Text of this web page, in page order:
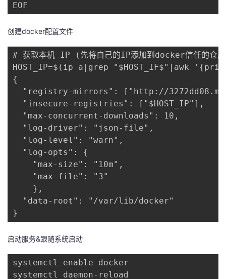
课
程
的
认
证
我
的
实
我
的
术
支
持
云
声
建
EOF
创建docker配置文件
# 获取本机 IP (先将自己的IP添加到docker信任
HOST_IP=$(ip a|grep "$HOST_IF$"|awk
{
"registry-mirrors": ["http://
"insecure-registries": ["$HOST_IP"],
"max-concurrent-downloads": 10,
"log-driver": "json-file",
"log-level": "warn",
"log-opts": {
"max-size": "10m",
"max-file": "3"
},
"data-root": "/var/lib/docker"
}
启动服务&跟随系统启动
systemctl enable docker
systemctl daemon-reload